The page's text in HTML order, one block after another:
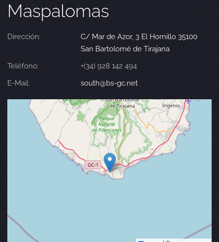
Maspalomas
Dirección:
C/ Mar de Azor, 3 El Hornillo 35100
San Bartolomé de Tirajana
Teléfono:
+(34) 928 142 494
E-Mail:
south@bs-gc.net